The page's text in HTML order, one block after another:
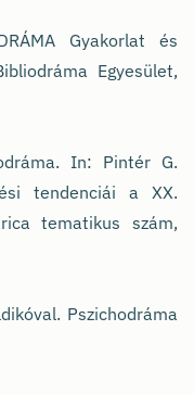
Gyakorlat és
Egyesület,
In: Pintér G.
tendenciái a XX.
tematikus szám,
Pszichodráma